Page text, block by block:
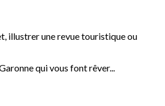
illustrer une revue touristique ou
qui vous font rêver...